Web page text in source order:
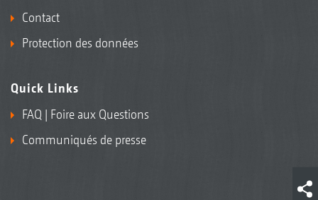
Contact
Protection des données
Quick Links
FAQ | Foire aux Questions
Communiqués de presse